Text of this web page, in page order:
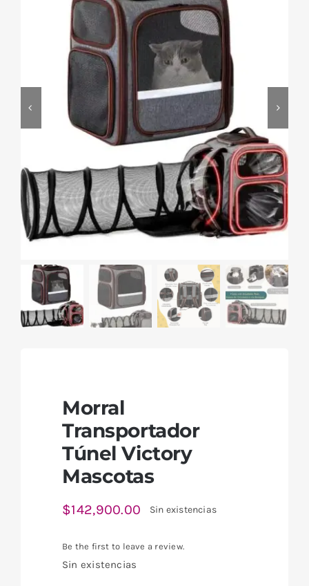
Morral
Transportador
Túnel Victory
Mascotas
$142,900.00 Sin existencias
Be the first to leave a review.
Sin existencias